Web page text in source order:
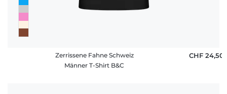
Zerrissene Fahne Schweiz
Männer T-Shirt B&C
CHF 24,50